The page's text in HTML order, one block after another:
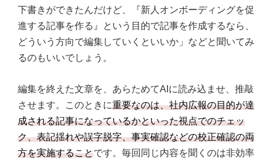
下書きができたんだけど、『新人オンボーディングを促
進する記事を作る』という目的で記事を作成するなら、
どういう方向で編集していくといいか」などと聞いてみ
るのもいいでしょう。
編集を終えた文章を、あらためてAIに読み込ませ、推敲
させます。このときに重要なのは、社内広報の目的が達
成される記事になっているかといった視点でのチェッ
ク、表記揺れや誤字脱字、事実確認などの校正確認の両
方を実施することです。毎回同じ内容を聞くのは非効率